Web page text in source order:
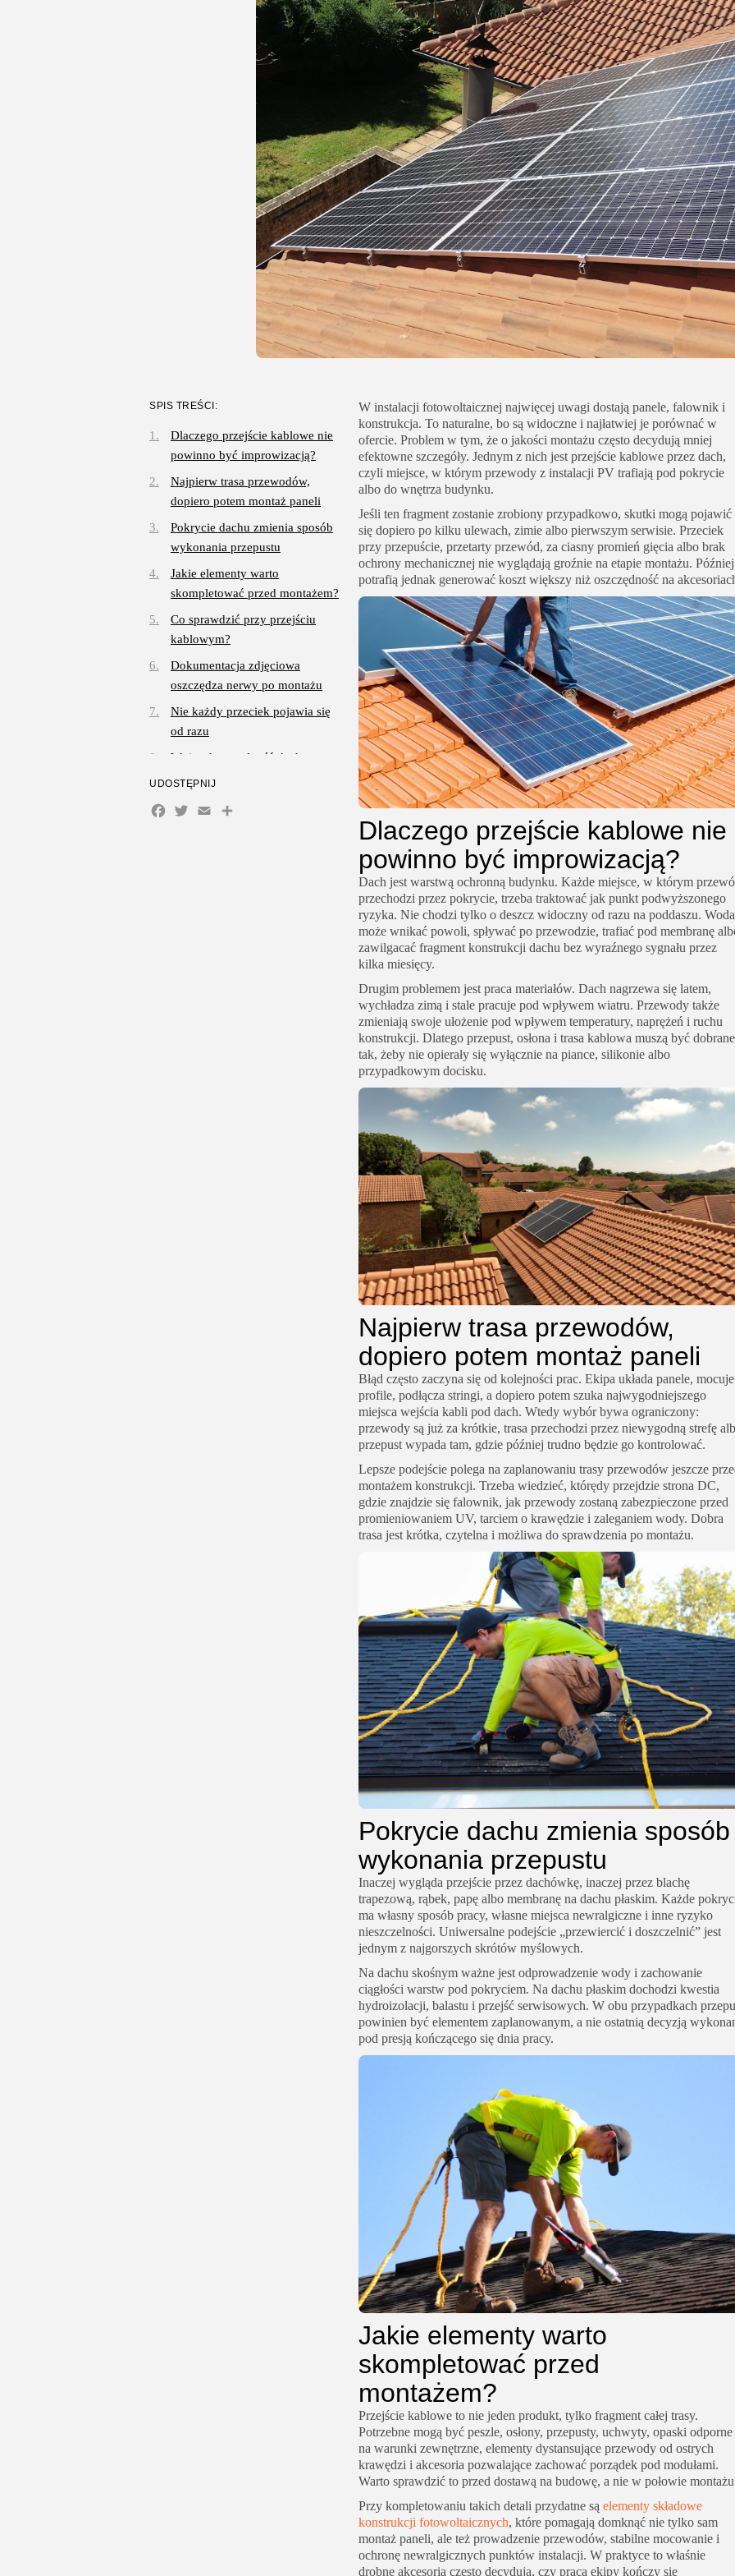
W instalacji fotowoltaicznej najwięcej uwagi dostają panele, falownik i
konstrukcja. To naturalne, bo są widoczne i najłatwiej je porównać w
ofercie. Problem w tym, że o jakości montażu często decydują mniej
efektowne szczegóły. Jednym z nich jest przejście kablowe przez dach,
czyli miejsce, w którym przewody z instalacji PV trafiają pod pokrycie
albo do wnętrza budynku.
Jeśli ten fragment zostanie zrobiony przypadkowo, skutki mogą pojawić
się dopiero po kilku ulewach, zimie albo pierwszym serwisie. Przeciek
przy przepuście, przetarty przewód, za ciasny promień gięcia albo brak
ochrony mechanicznej nie wyglądają groźnie na etapie montażu. Później
potrafią jednak generować koszt większy niż oszczędność na
Dlaczego przejście kablowe nie
powinno być improwizacją?
Dach jest warstwą ochronną budynku. Każde miejsce, w którym
przechodzi przez pokrycie, trzeba traktować jak punkt podwyższonego
ryzyka. Nie chodzi tylko o deszcz widoczny od razu na poddaszu. Woda
może wnikać powoli, spływać po przewodzie, trafiać pod membranę
zawilgacać fragment konstrukcji dachu bez wyraźnego sygnału przez
kilka miesięcy.
Drugim problemem jest praca materiałów. Dach nagrzewa się latem,
wychładza zimą i stale pracuje pod wpływem wiatru. Przewody także
zmieniają swoje ułożenie pod wpływem temperatury, naprężeń i ruchu
konstrukcji. Dlatego przepust, osłona i trasa kablowa muszą być dobrane
tak, żeby nie opierały się wyłącznie na piance, silikonie albo
przypadkowym docisku.
Najpierw trasa przewodów,
dopiero potem montaż paneli
Błąd często zaczyna się od kolejności prac. Ekipa układa panele, mocuje
profile, podłącza stringi, a dopiero potem szuka najwygodniejszego
miejsca wejścia kabli pod dach. Wtedy wybór bywa ograniczony:
przewody są już za krótkie, trasa przechodzi przez niewygodną strefę
przepust wypada tam, gdzie później trudno będzie go kontrolować.
Lepsze podejście polega na zaplanowaniu trasy przewodów jeszcze
montażem konstrukcji. Trzeba wiedzieć, którędy przejdzie strona DC,
gdzie znajdzie się falownik, jak przewody zostaną zabezpieczone przed
promieniowaniem UV, tarciem o krawędzie i zaleganiem wody. Dobra
trasa jest krótka, czytelna i możliwa do sprawdzenia po montażu.
Pokrycie dachu zmienia sposób
wykonania przepustu
Inaczej wygląda przejście przez dachówkę, inaczej przez blachę
trapezową, rąbek, papę albo membranę na dachu płaskim. Każde
ma własny sposób pracy, własne miejsca newralgiczne i inne ryzyko
nieszczelności. Uniwersalne podejście „przewiercić i doszczelnić” jest
jednym z najgorszych skrótów myślowych.
Na dachu skośnym ważne jest odprowadzenie wody i zachowanie
ciągłości warstw pod pokryciem. Na dachu płaskim dochodzi kwestia
hydroizolacji, balastu i przejść serwisowych. W obu przypadkach
powinien być elementem zaplanowanym, a nie ostatnią decyzją
pod presją kończącego się dnia pracy.
Jakie elementy warto
skompletować przed
montażem?
Przejście kablowe to nie jeden produkt, tylko fragment całej trasy.
Potrzebne mogą być peszle, osłony, przepusty, uchwyty, opaski odporne
na warunki zewnętrzne, elementy dystansujące przewody od ostrych
krawędzi i akcesoria pozwalające zachować porządek pod modułami.
Warto sprawdzić to przed dostawą na budowę, a nie w połowie
Przy kompletowaniu takich detali przydatne są elementy składowe
konstrukcji fotowoltaicznych, które pomagają domknąć nie tylko sam
montaż paneli, ale też prowadzenie przewodów, stabilne mocowanie i
ochronę newralgicznych punktów instalacji. W praktyce to właśnie
drobne akcesoria często decydują, czy praca ekipy kończy się
SPIS TREŚCI:
Dlaczego przejście kablowe nie
powinno być improwizacją?
Najpierw trasa przewodów,
dopiero potem montaż paneli
Pokrycie dachu zmienia sposób
wykonania przepustu
Jakie elementy warto
skompletować przed montażem?
Co sprawdzić przy przejściu
kablowym?
Dokumentacja zdjęciowa
oszczędza nerwy po montażu
Nie każdy przeciek pojawia się
od razu
Wniosek szczelność dachu
zaczyna się przed montażem
UDOSTĘPNIJ
Facebook
Twitter
EmailShare